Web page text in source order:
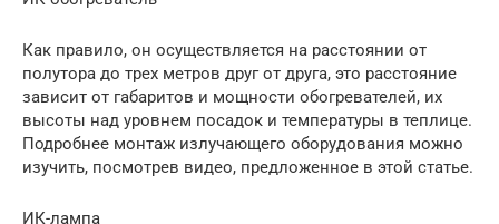
Как правило, он осуществляется на расстоянии от
полутора до трех метров друг от друга, это расстояние
зависит от габаритов и мощности обогревателей, их
высоты над уровнем посадок и температуры в теплице.
Подробнее монтаж излучающего оборудования можно
изучить, посмотрев видео, предложенное в этой статье.
ИК-лампа